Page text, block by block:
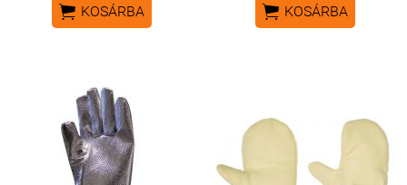
 KOSÁRBA  KOSÁRBA